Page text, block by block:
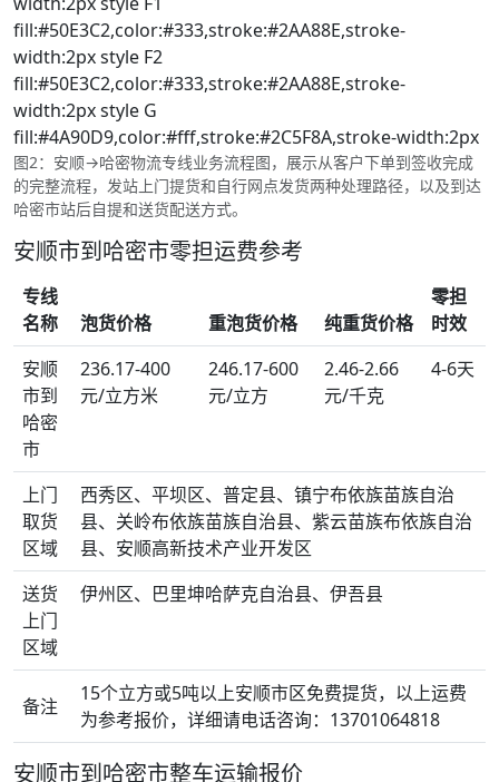
fill:#50E3C2,color:#333,stroke:#2AA88E,stroke-
width:2px style F2
fill:#50E3C2,color:#333,stroke:#2AA88E,stroke-
width:2px style G
fill:#4A90D9,color:#fff,stroke:#2C5F8A,stroke-width:2px
图2：安顺→哈密物流专线业务流程图，展示从客户下单到签收完成
的完整流程，发站上门提货和自行网点发货两种处理路径，以及到达
哈密市站后自提和送货配送方式。
安顺市到哈密市零担运费参考
专线
名称
泡货价格 重泡货价格 纯重货价格
零担
时效
安顺
市到
哈密
市
236.17-400
元/立方米
246.17-600
元/立方
2.46-2.66
元/千克
4-6天
上门
取货
区域
西秀区、平坝区、普定县、镇宁布依族苗族自治
县、关岭布依族苗族自治县、紫云苗族布依族自治
县、安顺高新技术产业开发区
送货
上门
区域
伊州区、巴里坤哈萨克自治县、伊吾县
备注
15个立方或5吨以上安顺市区免费提货，以上运费
为参考报价，详细请电话咨询：13701064818
安顺市到哈密市整车运输报价